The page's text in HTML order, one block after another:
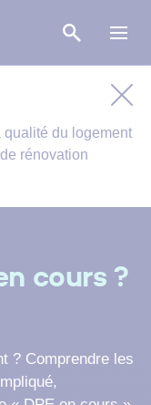
rénovation de
qualité du logement
rénovation
cours ?
? Comprendre les